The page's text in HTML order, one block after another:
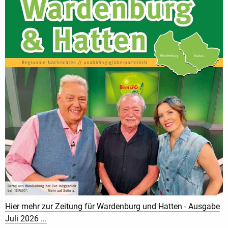
Hier mehr zur Zeitung für Wardenburg und Hatten - Ausgabe
Juli 2026 ...